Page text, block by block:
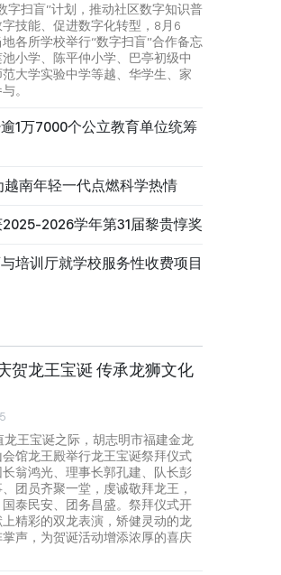
字扫盲”计划，推动社区数字知识普
技能、促进数字化转型，8月6
各所学校举行“数字扫盲”合作备忘
小学、陈平仲小学、巴亭初级中
大学实验中学等越、华学生、家
。
1万7000个公立教育单位统筹
越南年轻一代点燃科学热情
2026学年第31届黎贵惇奖
培训厅就学校服务性收费项目
贺龙王宝诞 传承龙狮文化
龙王宝诞之际，胡志明市福建金龙
馆龙王殿举行龙王宝诞祭拜仪式
翁鸿光、理事长郭孔建、队长彭
团员齐聚一堂，虔诚敬拜龙王，
泰民安、团务昌盛。祭拜仪式开
精彩的双龙表演，矫健灵动的龙
声，为贺诞活动增添浓厚的喜庆